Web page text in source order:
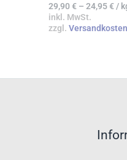
29,90€– 24,95€/
inkl. MwSt.
zzgl. Versandkosten